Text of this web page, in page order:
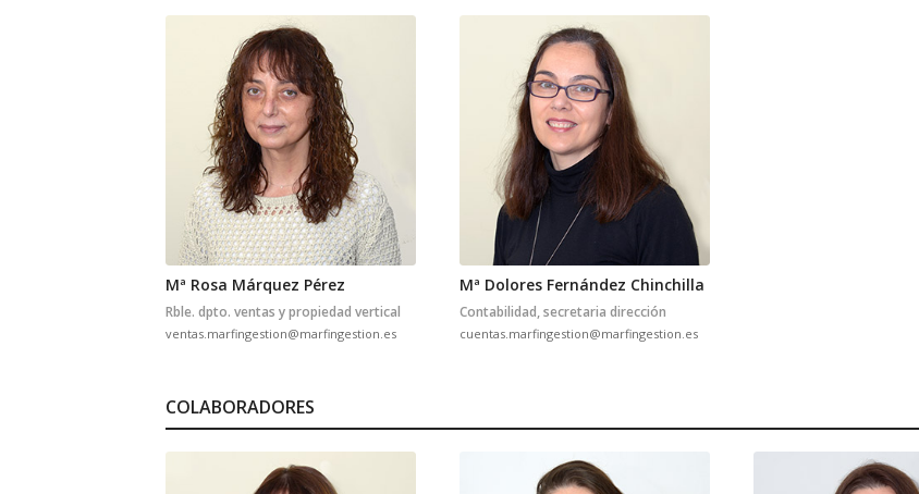
Mª Rosa Márquez Pérez
Rble. dpto. ventas y propiedad vertical
ventas.marfingestion@marfingestion.es
Mª Dolores Fernández Chinchilla
Contabilidad, secretaria dirección
cuentas.marfingestion@marfingestion.es
COLABORADORES